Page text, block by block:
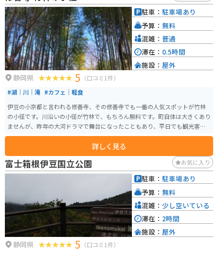
です。
静岡県 5 （口コミ1件）
#湖｜川｜滝 #カフェ｜軽食
伊豆の小京都と言われる修善寺、その修善寺でも一番の人気スポットが竹林
の小径です。川沿いの小径が竹林で、もちろん無料です。町自体は大きくあり
ませんが、昨年の大河ドラマで舞台になったこともあり、平日でも観光客が
ちらほらといます。周辺は寺社めぐりだけでなく、日帰り温泉、足湯、美味
詳しく見る
駐車： 駐車場あり
予算： 無料
混雑： 普通
滞在： 0.5時間
施設： 屋外
富士箱根伊豆国立公園 お気に入り
静岡県 5 （口コミ1件）
駐車： 駐車場あり
予算： 無料
混雑： 少し空いている
滞在： 2時間
施設： 屋外